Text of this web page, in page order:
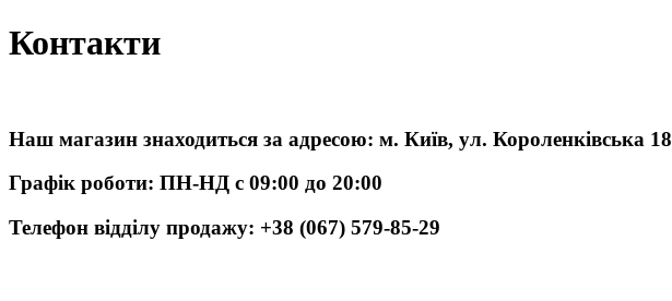
Контакти
Наш магазин знаходиться за адресою: м. Київ, ул. Короленківська 18
Графік роботи: ПН-НД с 09:00 до 20:00
Телефон відділу продажу: +38 (067) 579-85-29